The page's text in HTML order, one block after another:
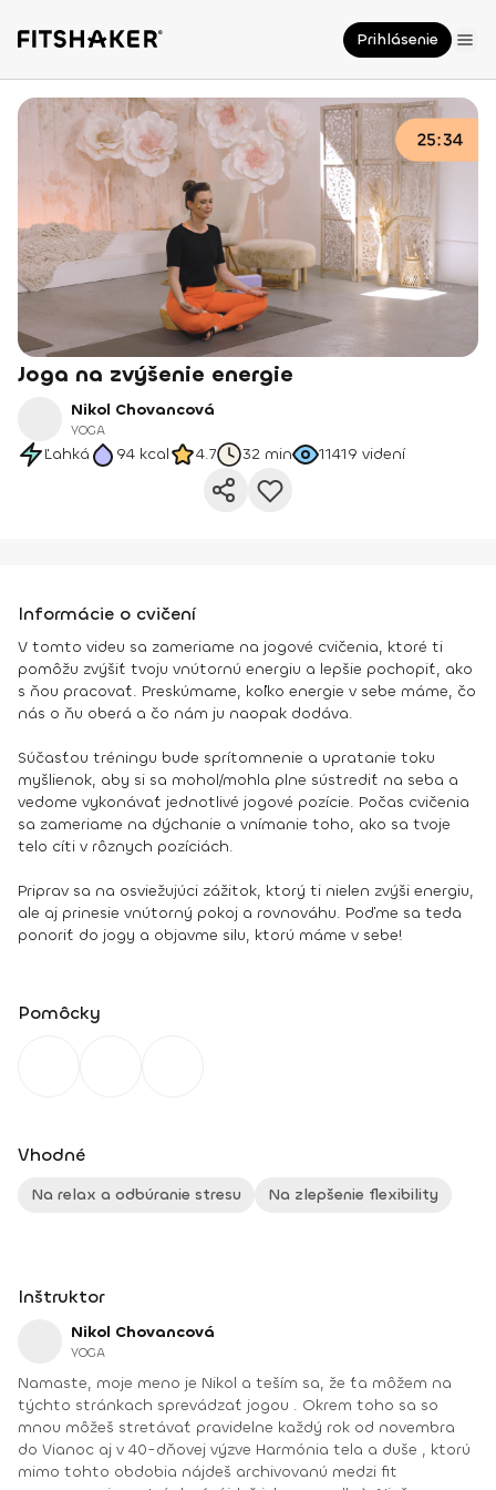
Prihlásenie
Joga na zvýšenie energie
Nikol Chovancová
YOGA
Ľahká 94 kcal 4.7 32 min 11419 videní
Informácie o cvičení
V tomto videu sa zameriame na jogové cvičenia, ktoré ti
pomôžu zvýšiť tvoju vnútornú energiu a lepšie pochopiť, ako
s ňou pracovať. Preskúmame, koľko energie v sebe máme, čo
nás o ňu oberá a čo nám ju naopak dodáva.
Súčasťou tréningu bude sprítomnenie a upratanie toku
myšlienok, aby si sa mohol/mohla plne sústrediť na seba a
vedome vykonávať jednotlivé jogové pozície. Počas cvičenia
sa zameriame na dýchanie a vnímanie toho, ako sa tvoje
telo cíti v rôznych pozíciách.
Priprav sa na osviežujúci zážitok, ktorý ti nielen zvýši energiu,
ale aj prinesie vnútorný pokoj a rovnováhu. Poďme sa teda
ponoriť do jogy a objavme silu, ktorú máme v sebe!
Pomôcky
Vhodné
Na relax a odbúranie stresu Na zlepšenie flexibility
Inštruktor
Nikol Chovancová
YOGA
Namaste, moje meno je Nikol a teším sa, že ťa môžem na
týchto stránkach sprevádzať jogou . Okrem toho sa so
mnou môžeš stretávať pravidelne každý rok od novembra
do Vianoc aj v 40-dňovej výzve Harmónia tela a duše , ktorú
mimo tohto obdobia nájdeš archivovanú medzi fit